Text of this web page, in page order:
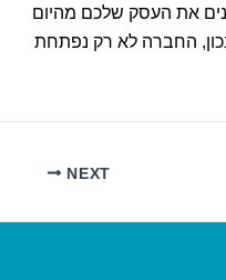
את העסק שלכם מהיום
נכון, החברה לא רק נפתחת
NEXT